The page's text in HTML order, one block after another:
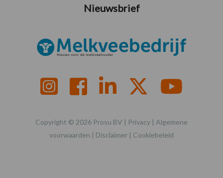
Nieuwsbrief
Copyright © 2026 Prosu BV | Privacy | Algemene
voorwaarden | Disclaimer | Cookiebeleid